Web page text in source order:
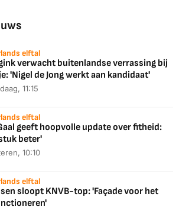
elftal
verwacht buitenlandse verrassing bij
'Nigel de Jong werkt aan kandidaat'
11:15
elftal
geeft hoopvolle update over fitheid:
beter'
10:10
elftal
sloopt KNVB-top: 'Façade voor het